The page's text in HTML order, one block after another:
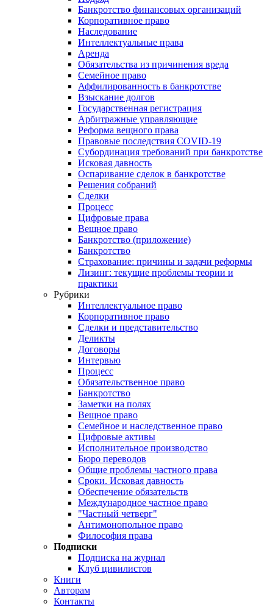
Банкротство финансовых организаций
Корпоративное право
Наследование
Интеллектуальные права
Аренда
Обязательства из причинения вреда
Семейное право
Аффилированность в банкротстве
Взыскание долгов
Государственная регистрация
Арбитражные управляющие
Реформа вещного права
Правовые последствия COVID-19
Субординация требований при банкротстве
Исковая давность
Оспаривание сделок в банкротстве
Решения собраний
Сделки
Процесс
Цифровые права
Вещное право
Банкротство (приложение)
Банкротство
Страхование: причины и задачи реформы
Лизинг: текущие проблемы теории и
практики
Рубрики
Интеллектуальное право
Корпоративное право
Сделки и представительство
Деликты
Договоры
Интервью
Процесс
Обязательственное право
Банкротство
Заметки на полях
Вещное право
Семейное и наследственное право
Цифровые активы
Исполнительное производство
Бюро переводов
Общие проблемы частного права
Сроки. Исковая давность
Обеспечение обязательств
Международное частное право
"Частный четверг"
Антимонопольное право
Философия права
Подписки
Подписка на журнал
Клуб цивилистов
Книги
Авторам
Контакты